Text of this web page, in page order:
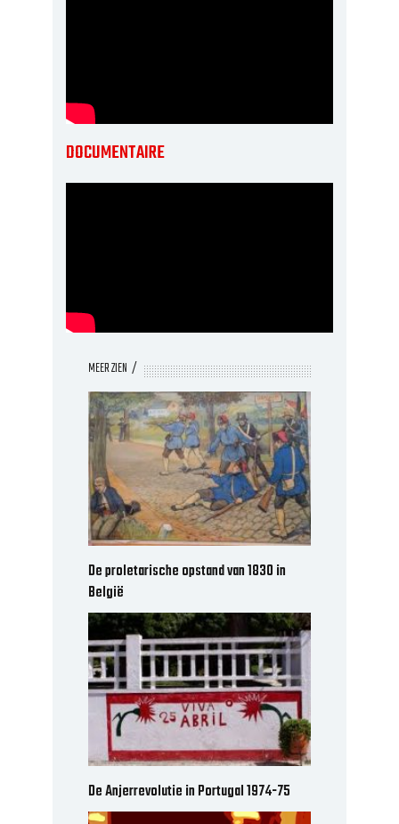
DOCUMENTAIRE
MEER ZIEN
De proletarische opstand van 1830 in
België
De Anjerrevolutie in Portugal 1974-75